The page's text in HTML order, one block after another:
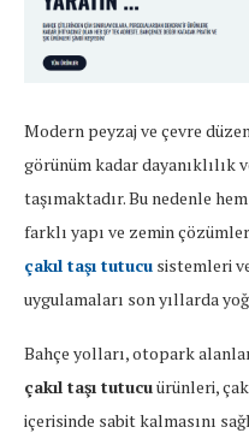
Modern peyzaj ve çevre
görünüm kadar dayanıklılık
taşımaktadır. Bu nedenle
farklı yapı ve zemin
çakıl taşı tutucu sistemleri
uygulamaları son yıllarda
Bahçe yolları, otopark
çakıl taşı tutucuürünleri,
içerisinde sabit kalmasını